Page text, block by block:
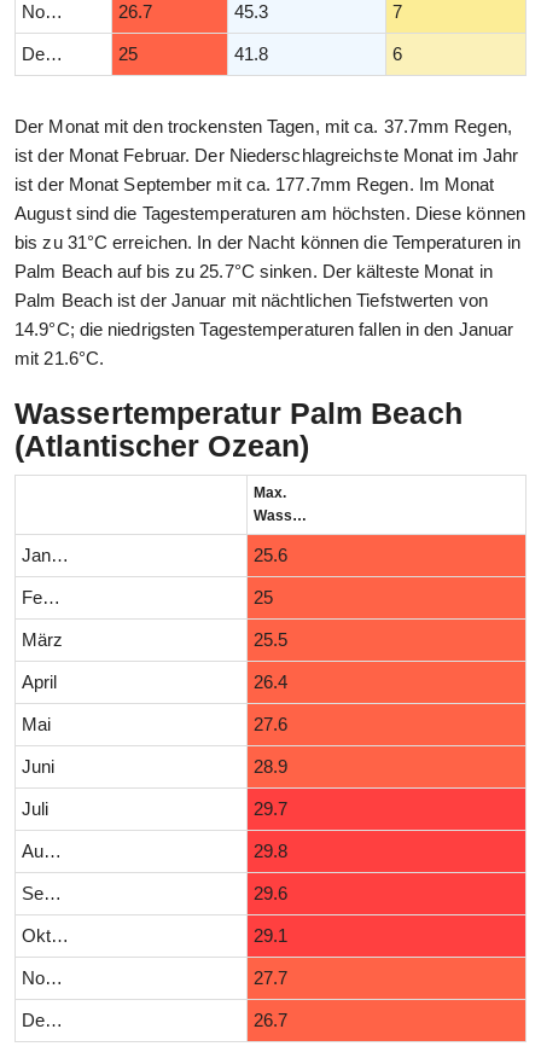
November 26.7 45.3 7
Dezember 25 41.8 6
Der Monat mit den trockensten Tagen, mit ca. 37.7mm Regen,
ist der Monat Februar. Der Niederschlagreichste Monat im Jahr
ist der Monat September mit ca. 177.7mm Regen. Im Monat
August sind die Tagestemperaturen am höchsten. Diese können
bis zu 31°C erreichen. In der Nacht können die Temperaturen in
Palm Beach auf bis zu 25.7°C sinken. Der kälteste Monat in
Palm Beach ist der Januar mit nächtlichen Tiefstwerten von
14.9°C; die niedrigsten Tagestemperaturen fallen in den Januar
mit 21.6°C.
Wassertemperatur Palm Beach
(Atlantischer Ozean)
Max.
Wassertemperatur (°C)
Januar 25.6
Februar 25
März 25.5
April 26.4
Mai 27.6
Juni 28.9
Juli 29.7
August 29.8
September 29.6
Oktober 29.1
November 27.7
Dezember 26.7